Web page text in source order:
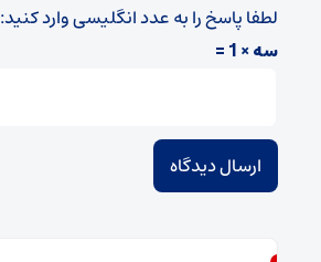
لطفا پاسخ را به عدد انگلیسی وارد کنید:
سه × 1 =